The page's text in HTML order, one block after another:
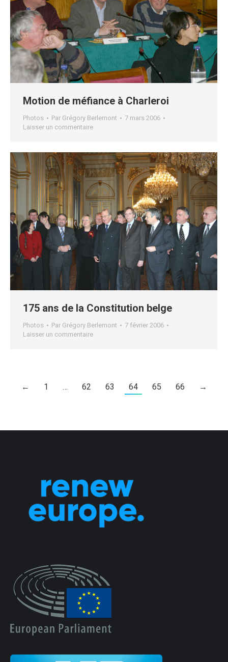
Motion de méfiance à Charleroi
Photos Par Grégory Berlemont
7 mars 2006
Laisser un commentaire
175 ans de la Constitution belge
Photos Par Grégory Berlemont
7 février 2006
Laisser un commentaire
← 1 … 62 63 64 65 66 →